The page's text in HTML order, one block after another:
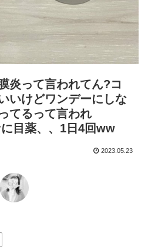
炎って言われてん?コ
いけどワンデーにしな
てるって言われ
目薬、、1日4回ww
2023.05.23